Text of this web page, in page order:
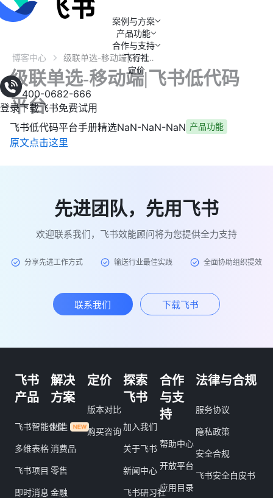
案例与方案
产品功能
合作与支持
飞行社
定价
400-0682-666
登录下载飞书免费试用
博客中心 级联单选-移动端|飞书低代码平台
级联单选-移动端|飞书低代码
平台
飞书低代码平台手册精选NaN-NaN-NaN 产品功能
原文点击这里
先进团队，先用飞书
欢迎联系我们，飞书效能顾问将为您提供全力支持
分享先进工作方式 输送行业最佳实践 全面协助组织提效
联系我们 下载飞书
飞书
产品
飞书智能伙伴
多维表格
飞书项目
即时消息
解决
方案
制造
消费品
零售
金融
定价
版本对比
购买咨询
探索
飞书
加入我们
关于飞书
新闻中心
飞书研习社
合作
与支
持
帮助中心
开放平台
应用目录
法律与合规
服务协议
隐私政策
安全合规
飞书安全白皮书